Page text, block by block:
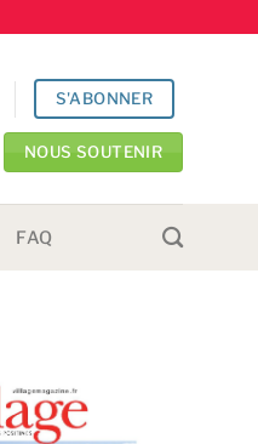
S'ABONNER
NOUS SOUTENIR
FAQ